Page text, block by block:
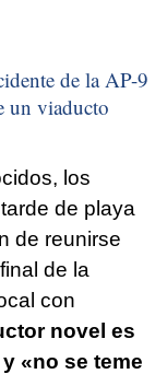
de la AP-9
un viaducto
los
de playa
de reunirse
de la
con
novel es
«no se teme